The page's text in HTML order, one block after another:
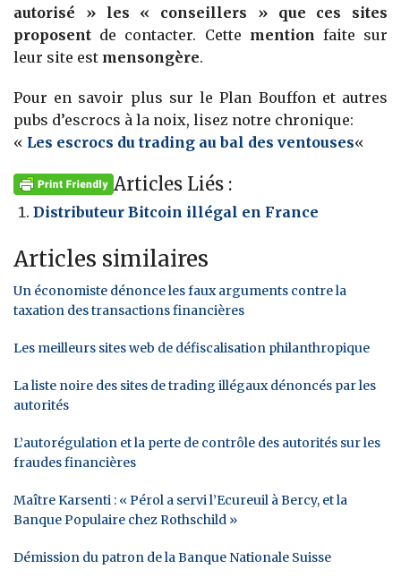
autorisé » les « conseillers » que ces sites
proposent de contacter. Cette mention faite sur
leur site est mensongère.
Pour en savoir plus sur le Plan Bouffon et autres
pubs d’escrocs à la noix, lisez notre chronique:
« Les escrocs du trading au bal des ventouses«
Articles Liés :
Distributeur Bitcoin illégal en France
Articles similaires
Un économiste dénonce les faux arguments contre la
taxation des transactions financières
Les meilleurs sites web de défiscalisation philanthropique
La liste noire des sites de trading illégaux dénoncés par les
autorités
L’autorégulation et la perte de contrôle des autorités sur les
fraudes financières
Maître Karsenti : « Pérol a servi l’Ecureuil à Bercy, et la
Banque Populaire chez Rothschild »
Démission du patron de la Banque Nationale Suisse